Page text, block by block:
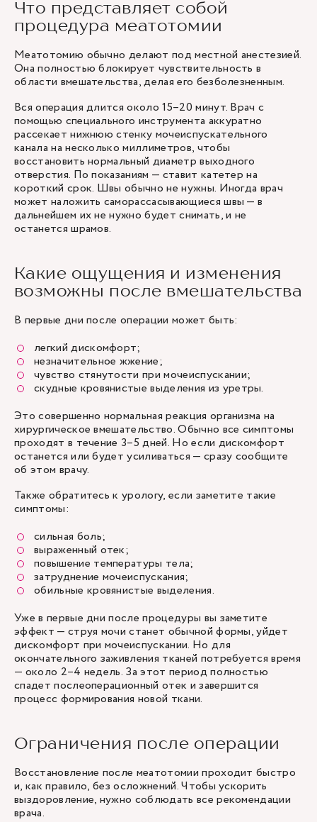
Что представляет собой
процедура меатотомии
Меатотомию обычно делают под местной анестезией.
Она полностью блокирует чувствительность в
области вмешательства, делая его безболезненным.
Вся операция длится около 15–20 минут. Врач с
помощью специального инструмента аккуратно
рассекает нижнюю стенку мочеиспускательного
канала на несколько миллиметров, чтобы
восстановить нормальный диаметр выходного
отверстия. По показаниям — ставит катетер на
короткий срок. Швы обычно не нужны. Иногда врач
может наложить саморассасывающиеся швы — в
дальнейшем их не нужно будет снимать, и не
останется шрамов.
Какие ощущения и изменения
возможны после вмешательства
В первые дни после операции может быть:
легкий дискомфорт;
незначительное жжение;
чувство стянутости при мочеиспускании;
скудные кровянистые выделения из уретры.
Это совершенно нормальная реакция организма на
хирургическое вмешательство. Обычно все симптомы
проходят в течение 3–5 дней. Но если дискомфорт
останется или будет усиливаться — сразу сообщите
об этом врачу.
Также обратитесь к урологу, если заметите такие
симптомы:
сильная боль;
выраженный отек;
повышение температуры тела;
затруднение мочеиспускания;
обильные кровянистые выделения.
Уже в первые дни после процедуры вы заметите
эффект — струя мочи станет обычной формы, уйдет
дискомфорт при мочеиспускании. Но для
окончательного заживления тканей потребуется время
— около 2–4 недель. За этот период полностью
спадет послеоперационный отек и завершится
процесс формирования новой ткани.
Ограничения после операции
Восстановление после меатотомии проходит быстро
и, как правило, без осложнений. Чтобы ускорить
выздоровление, нужно соблюдать все рекомендации
врача.